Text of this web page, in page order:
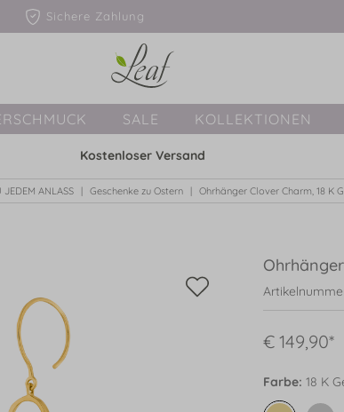
Sichere Zahlung
SALE KOLLEKTIONEN
Kostenloser Versand
JEDEM ANLASS Geschenke zu Ostern Ohrhänger Clover Charm, 18 K
€ 149,90*
Farbe: 18 K